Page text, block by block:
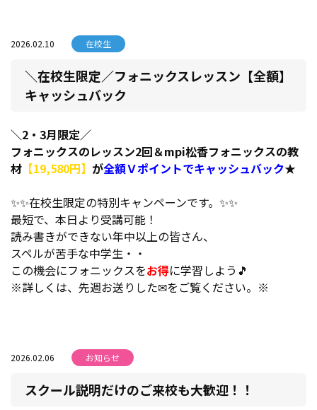
2026.02.10 在校生
＼在校生限定／フォニックスレッスン【全額】
キャッシュバック
＼2・3月限定／
フォニックスのレッスン2回＆mpi松香フォニックスの教
材 【19,580円】 が全額Ｖポイントでキャッシュバック★
✨✨在校生限定の特別キャンペーンです。✨✨
最短で、本日より受講可能！
読み書きができない年中以上の皆さん、
スペルが苦手な中学生・・
この機会にフォニックスをお得に学習しよう🎵
※詳しくは、先週お送りした✉をご覧ください。※
2026.02.06 お知らせ
スクール説明だけのご来校も大歓迎！！